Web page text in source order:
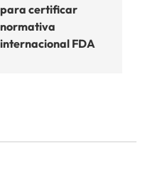
para certificar
normativa
internacional FDA